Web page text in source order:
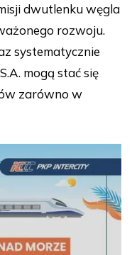
dwutlenku węgla
rozwoju.
systematycznie
mogą stać się
zarówno w